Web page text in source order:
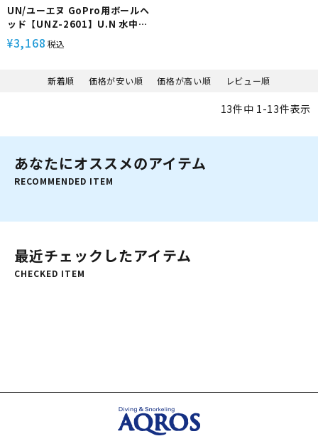
UN/ユーエヌ GoPro用ボールヘ
ッド【UNZ-2601】U.N 水中撮
影 アダプター クランプ アーム グ
リップ ハウジング 取り付け 動画
ト 小型 軽量 アルミ ABS ダイビ
¥3,168 税込
新着順 価格が安い順 価格が高い順 レビュー順
13件中 1-13件表示
あなたにオススメのアイテム
RECOMMENDED ITEM
最近チェックしたアイテム
CHECKED ITEM